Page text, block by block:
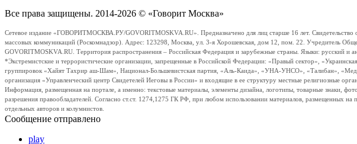
Все права защищены. 2014-2026 © «Говорит Москва»
Сетевое издание «ГОВОРИТМОСКВА.РУ/GOVORITMOSKVA.RU». Предназначено для лиц старше 16 лет.
массовых коммуникаций (Роскомнадзор). Адрес: 123298, Москва, ул. 3-я Хорошевская, дом 12, пом. 22. Учредитель
GOVORITMOSKVA.RU. Территория распространения – Российская Федерация и зарубежные страны. Языки: русский
*Экстремистские и террористические организации, запрещенные в Российской Федерации: «Правый сектор»,
группировок «Хайят Тахрир аш-Шам», Национал-Большевистская партия, «Аль-Каида», «УНА-УНСО», «Талибан»,
организация «Управленческий центр Свидетелей Иеговы в России» и входящие в ее структуру местные религиозные
Информация, размещенная на портале, а именно: текстовые материалы, элементы дизайна, логотипы, товарные знаки,
разрешения правообладателей. Согласно ст.ст. 1274,1275 ГК РФ, при любом использовании материалов, размещенных
отдельных авторов и колумнистов.
Сообщение отправлено
play